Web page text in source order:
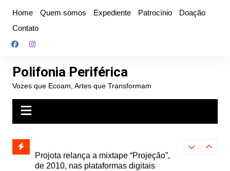
conteúdo
Home Quem somos Expediente Patrocínio
Doação
Contato
Polifonia Periférica
Vozes que Ecoam, Artes que Transformam
e abre
autoral,
de 2010, nas plataformas digitais
Farofa